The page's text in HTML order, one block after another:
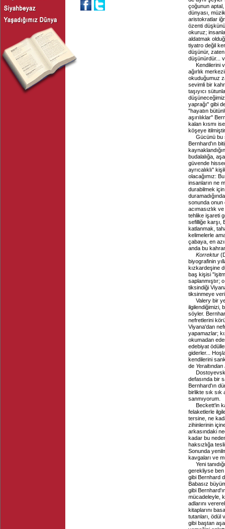
çoğunun
dünyası,
aristokratlar
özenti
okuruz;
aldatmak
tiyatro değil
düşünür,
düşünürdür...
Kendilerini
ağırlık
okuduğumuz
sevimli bir
taşıyıcı
yaprağı" gibi
"hayatın
aşırılıklar"
kalan kısmı
köşeye
Gücünü bu
Bernhard'ın
budalalığa,
güvende
ayrıcalıklı"
olacağımız:
insanların ne
durabilmek
sonunda onun
acımasızlık
tehlike işareti
sefilliğe karşı,
katlanmak,
kelimelerle
çabaya, en
anda bu
Korrektur
biyografinin
kızkardeşine
baş kişisi
saplanmıştır;
tiksindiği
tiksinmeye
Valery bir
ilgilendiğimizi,
söyler.
nefretlerini
Viyana'dan
yapamazlar;
okumadan
edebiyat
giderler...
kendilerini
de
defasında bir
Bernhard'ın
birlikte sık sık
sanmıyorum.
Beckett'in
felaketlerle
tersine, ne
zihinlerinin
arkasındaki
kadar bu
haksızlığa
Sonunda
kavgaları ve
Yeni
gerekliyse ben
gibi Bernhard
Babasız
gibi
mücadeleyle,
adlarını
kitaplarını
tutanları, ödül
gibi baştan